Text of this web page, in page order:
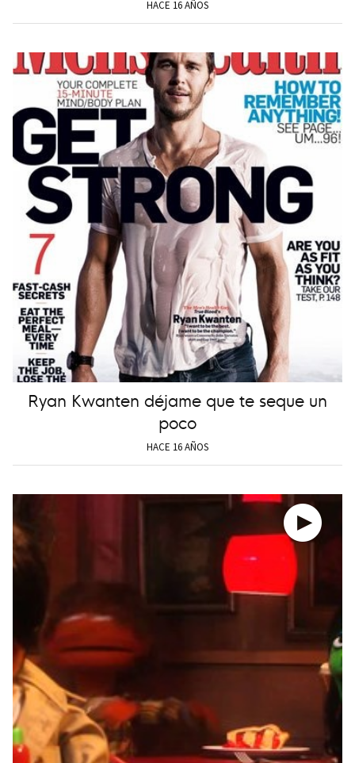
HACE 16 AÑOS
Ryan Kwanten déjame que te seque un
poco
HACE 16 AÑOS